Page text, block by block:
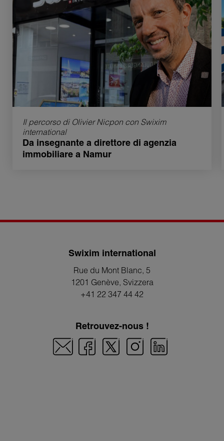
Il percorso di Olivier Nicpon con Swixim
international
Da insegnante a direttore di agenzia
immobiliare a Namur
Swixim international
Rue du Mont Blanc, 5
1201 Genève, Svizzera
+41 22 347 44 42
Retrouvez-nous !